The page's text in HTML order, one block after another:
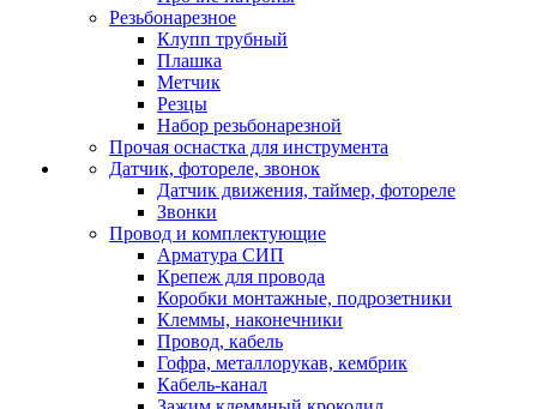
Резьбонарезное
Клупп трубный
Плашка
Метчик
Резцы
Набор резьбонарезной
Прочая оснастка для инструмента
Датчик, фотореле, звонок
Датчик движения, таймер, фотореле
Звонки
Провод и комплектующие
Арматура СИП
Крепеж для провода
Коробки монтажные, подрозетники
Клеммы, наконечники
Провод, кабель
Гофра, металлорукав, кембрик
Кабель-канал